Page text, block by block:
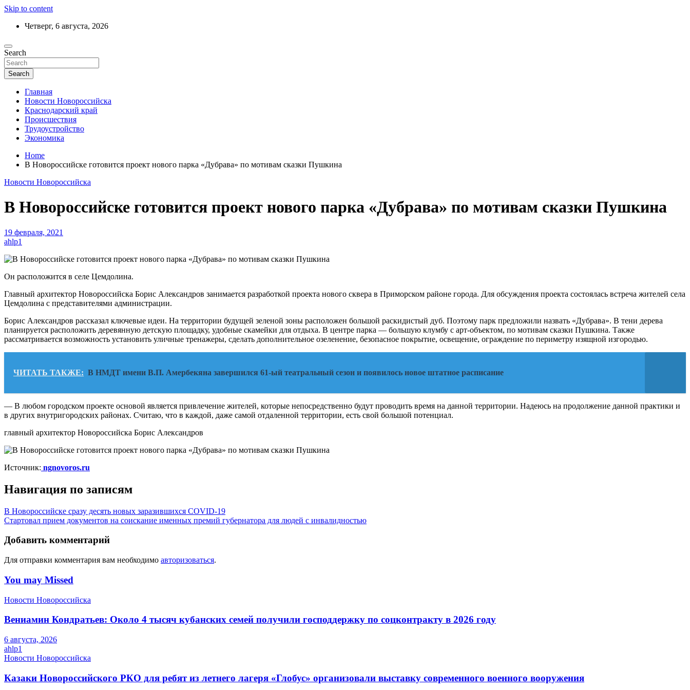
Skip to content
Четверг, 6 августа, 2026
Актуальные новости Новороссийска и Краснодарского края
Ежедневный дайджест событий региона
Search
Search
Главная
Новости Новороссийска
Краснодарский край
Происшествия
Трудоустройство
Экономика
Home
В Новороссийске готовится проект нового парка «Дубрава» по мотивам сказки Пушкина
Новости Новороссийска
В Новороссийске готовится проект нового парка «Дубрава» по мотивам сказки Пушкина
19 февраля, 2021
ahlp1
Он расположится в селе Цемдолина.
Главный архитектор Новороссийска Борис Александров занимается разработкой проекта нового сквера в Приморском районе города. Для обсуждения проекта состоялась встреча жителей села
Цемдолина с представителями администрации.
Борис Александров рассказал ключевые идеи. На территории будущей зеленой зоны расположен большой раскидистый дуб. Поэтому парк предложили назвать «Дубрава». В тени дерева
планируется расположить деревянную детскую площадку, удобные скамейки для отдыха. В центре парка — большую клумбу с арт-объектом, по мотивам сказки Пушкина. Также
рассматривается возможность установить уличные тренажеры, сделать дополнительное озеленение, безопасное покрытие, освещение, ограждение по периметру изящной изгородью.
ЧИТАТЬ ТАКЖЕ: В НМДТ имени В.П. Амербекяна завершился 61-ый театральный сезон и появилось новое штатное расписание
— В любом городском проекте основой является привлечение жителей, которые непосредственно будут проводить время на данной территории. Надеюсь на продолжение данной практики и
в других внутригородских районах. Считаю, что в каждой, даже самой отдаленной территории, есть свой большой потенциал.
главный архитектор Новороссийска Борис Александров
Источник: ngnovoros.ru
Навигация по записям
В Новороссийске сразу десять новых заразившихся COVID-19
Стартовал прием документов на соискание именных премий губернатора для людей с инвалидностью
Добавить комментарий
Для отправки комментария вам необходимо авторизоваться.
You may Missed
Новости Новороссийска
Вениамин Кондратьев: Около 4 тысяч кубанских семей получили господдержку по соцконтракту в 2026 году
6 августа, 2026
ahlp1
Новости Новороссийска
Казаки Новороссийского РКО для ребят из летнего лагеря «Глобус» организовали выставку современного военного вооружения